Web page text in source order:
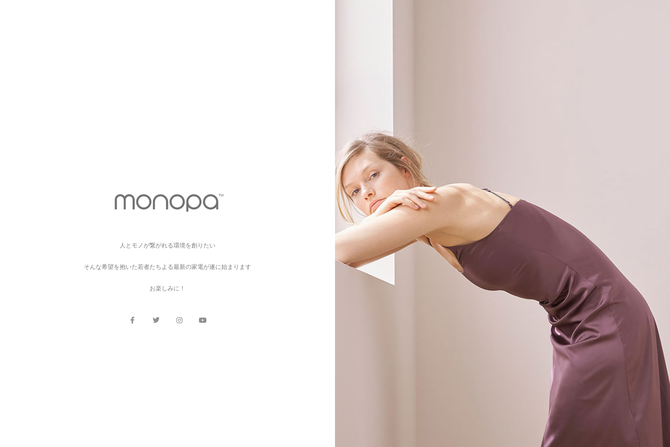
人とモノが繋がれる環境を創りたい
そんな希望を抱いた若者たちよる最新の家電が遂に始まります
お楽しみに！